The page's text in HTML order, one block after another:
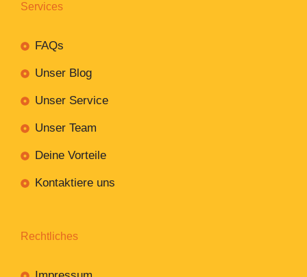
Services
FAQs
Unser Blog
Unser Service
Unser Team
Deine Vorteile
Kontaktiere uns
Rechtliches